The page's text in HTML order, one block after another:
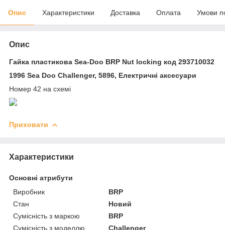
Опис Характеристики Доставка Оплата Умови
Опис
Гайка пластикова Sea-Doo BRP Nut locking код 293710032
1996 Sea Doo Challenger, 5896, Електричні аксесуари
Номер 42 на схемі
Приховати
Характеристики
Основні атрибути
Виробник
BRP
Стан
Новий
Сумісність з маркою
BRP
Сумісність з моделлю
Challenger